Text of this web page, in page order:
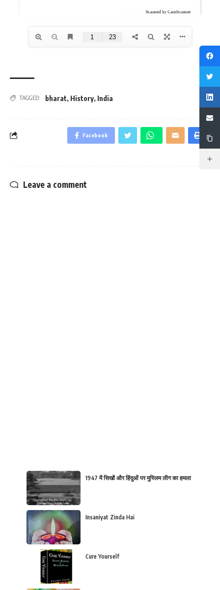
TAGGED: bharat, History, India
Facebook
Leave a comment
1947 में सिखों और हिंदुओं पर मुस्लिम लीग का हमला
Insaniyat Zinda Hai
Cure Yourself